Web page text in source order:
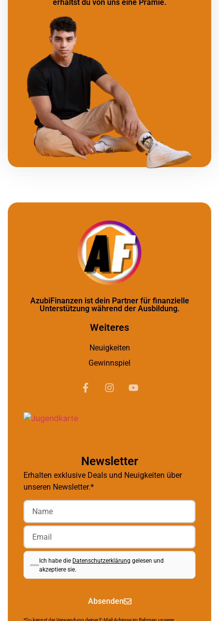
erhältst du von uns eine Prämie.
AzubiFinanzen ist dein Partner für finanzielle
Unterstützung während der Ausbildung.
Weiteres
Neuigkeiten
Gewinnspiel
Newsletter
Erhalten exklusive Deals und Neuigkeiten über
unseren Newsletter.*
Ich habe die Datenschutzerklärung gelesen und
akzeptiere sie.
Absenden
*Du kannst der Verwendung deiner E-Mail-Adresse im Rahmen unserer